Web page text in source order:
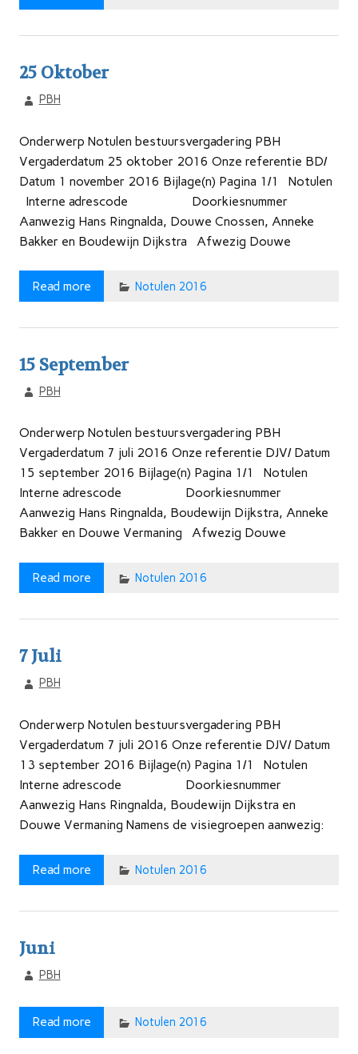
25 Oktober
PBH
Onderwerp Notulen bestuursvergadering PBH
Vergaderdatum 25 oktober 2016 Onze referentie BD/
Datum 1 november 2016 Bijlage(n) Pagina 1/1 Notulen
Interne adrescode Doorkiesnummer
Aanwezig Hans Ringnalda, Douwe Cnossen, Anneke
Bakker en Boudewijn Dijkstra Afwezig Douwe
Read more Notulen 2016
15 September
PBH
Onderwerp Notulen bestuursvergadering PBH
Vergaderdatum 7 juli 2016 Onze referentie DJV/ Datum
15 september 2016 Bijlage(n) Pagina 1/1 Notulen
Interne adrescode Doorkiesnummer
Aanwezig Hans Ringnalda, Boudewijn Dijkstra, Anneke
Bakker en Douwe Vermaning Afwezig Douwe
Read more Notulen 2016
7 Juli
PBH
Onderwerp Notulen bestuursvergadering PBH
Vergaderdatum 7 juli 2016 Onze referentie DJV/ Datum
13 september 2016 Bijlage(n) Pagina 1/1 Notulen
Interne adrescode Doorkiesnummer
Aanwezig Hans Ringnalda, Boudewijn Dijkstra en
Douwe Vermaning Namens de visiegroepen aanwezig:
Read more Notulen 2016
Juni
PBH
Read more Notulen 2016